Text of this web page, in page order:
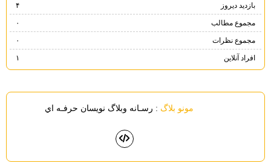
بازدید دیروز ۴
مجموع مطالب ۰
مجموع نظرات ۰
افراد آنلاین ۱
مونو بلاگ : رسـانه وبلاگ نويسان حرفـه اي